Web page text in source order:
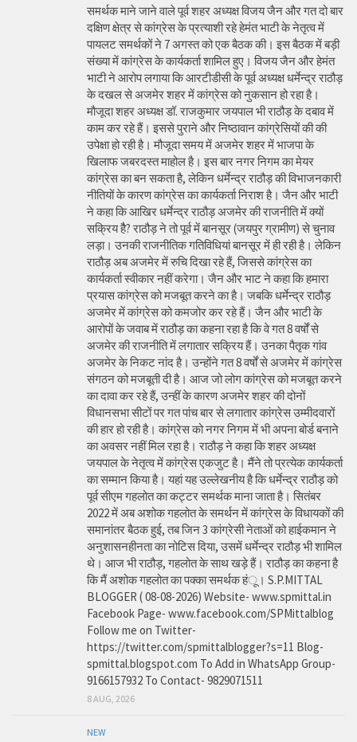
समर्थक माने जाने वाले पूर्व शहर अध्यक्ष विजय जैन और गत दो बार
दक्षिण क्षेत्र से कांग्रेस के प्रत्याशी रहे हेमंत भाटी के नेतृत्व में
पायलट समर्थकों ने 7 अगस्त को एक बैठक की। इस बैठक में बड़ी
संख्या में कांग्रेस के कार्यकर्ता शामिल हुए। विजय जैन और हेमंत
भाटी ने आरोप लगाया कि आरटीडीसी के पूर्व अध्यक्ष धर्मेन्द्र राठौड़
के दखल से अजमेर शहर में कांग्रेस को नुकसान हो रहा है।
मौजूदा शहर अध्यक्ष डॉ. राजकुमार जयपाल भी राठौड़ के दबाव में
काम कर रहे हैं। इससे पुराने और निष्ठावान कांग्रेसियों की की
उपेक्षा हो रही है। मौजूदा समय में अजमेर शहर में भाजपा के
खिलाफ जबरदस्त माहोल है। इस बार नगर निगम का मेयर
कांग्रेस का बन सकता है, लेकिन धर्मेन्द्र राठौड़ की विभाजनकारी
नीतियों के कारण कांग्रेस का कार्यकर्ता निराश है। जैन और भाटी
ने कहा कि आखिर धर्मेन्द्र राठौड़ अजमेर की राजनीति में क्यों
सक्रिय हैै? राठौड़ ने तो पूर्व में बानसूर (जयपुर ग्रामीण) से चुनाव
लड़ा। उनकी राजनीतिक गतिविधियां बानसूर में ही रही है। लेकिन
राठौड़ अब अजमेर में रुचि दिखा रहे हैं, जिससे कांग्रेस का
कार्यकर्ता स्वीकार नहीं करेगा। जैन और भाट ने कहा कि हमारा
प्रयास कांग्रेस को मजबूत करने का है। जबकि धर्मेन्द्र राठौड़
अजमेर में कांग्रेस को कमजोर कर रहे हैं। जैन और भाटी के
आरोपों के जवाब में राठौड़ का कहना रहा है कि वे गत 8 वर्षों से
अजमेर की राजनीति में लगातार सक्रिय हैं। उनका पैतृक गांव
अजमेर के निकट नांद है। उन्होंने गत 8 वर्षों से अजमेर में कांग्रेस
संगठन को मजबूती दी है। आज जो लोग कांग्रेस को मजबूत करने
का दावा कर रहे हैं, उन्हीं के कारण अजमेर शहर की दोनों
विधानसभा सीटों पर गत पांच बार से लगातार कांग्रेस उम्मीदवारों
की हार हो रही है। कांग्रेस को नगर निगम में भी अपना बोर्ड बनाने
का अवसर नहीं मिल रहा है। राठौड़ ने कहा कि शहर अध्यक्ष
जयपाल के नेतृत्व में कांग्रेस एकजुट है। मैंने तो प्रत्येक कार्यकर्ता
का सम्मान किया है। यहां यह उल्लेखनीय है कि धर्मेन्द्र राठौड़ को
पूर्व सीएम गहलोत का कट्टर समर्थक माना जाता है। सितंबर
2022 में अब अशोक गहलोत के समर्थन में कांग्रेस के विधायकों की
समानांतर बैठक हुई, तब जिन 3 कांग्रेसी नेताओं को हाईकमान ने
अनुशासनहीनता का नोटिस दिया, उसमें धर्मेन्द्र राठौड़ भी शामिल
थे। आज भी राठौड़, गहलोत के साथ खड़े हैं। राठौड़ का कहना है
कि मैं अशोक गहलोत का पक्का समर्थक हंू। S.P.MITTAL
BLOGGER ( 08-08-2026) Website- www.spmittal.in
Facebook Page- www.facebook.com/SPMittalblog
Follow me on Twitter-
https://twitter.com/spmittalblogger?s=11 Blog-
spmittal.blogspot.com To Add in WhatsApp Group-
9166157932 To Contact- 9829071511
8 AUG, 2026
NEW